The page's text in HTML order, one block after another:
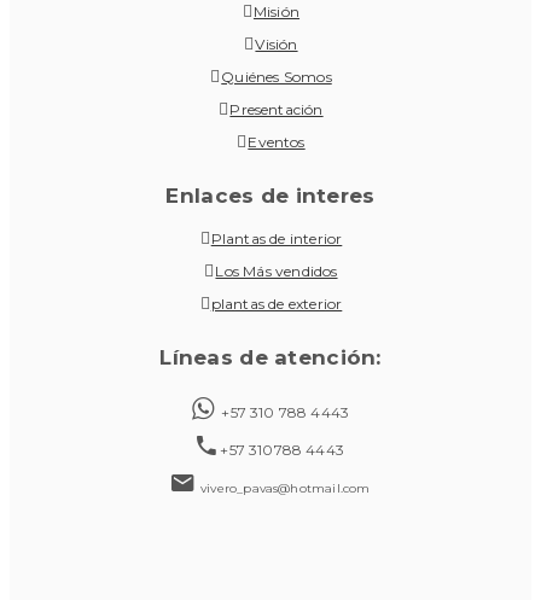
Misión
Visión
Quiénes Somos
Presentación
Eventos
Enlaces de interes
Plantas de interior
Los Más vendidos
plantas de exterior
Líneas de atención:
+57 310 788 4443
+57 310788 4443
vivero_pavas@hotmail.com